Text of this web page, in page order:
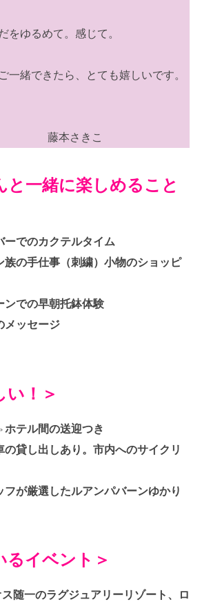
をゆるめて。感じて。
一緒できたら、とても嬉しいです。
本さきこ
と一緒に楽しめること
でのカクテルタイム
の手仕事（刺繍）小物のショッピ
での早朝托鉢体験
ッセージ
い！＞
テル間の送迎つき
貸し出しあり。市内へのサイクリ
が厳選したルアンパバーンゆかり
るイベント＞
随一のラグジュアリーリゾート、ロ